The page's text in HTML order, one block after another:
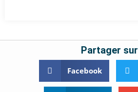
Partager sur
Facebook